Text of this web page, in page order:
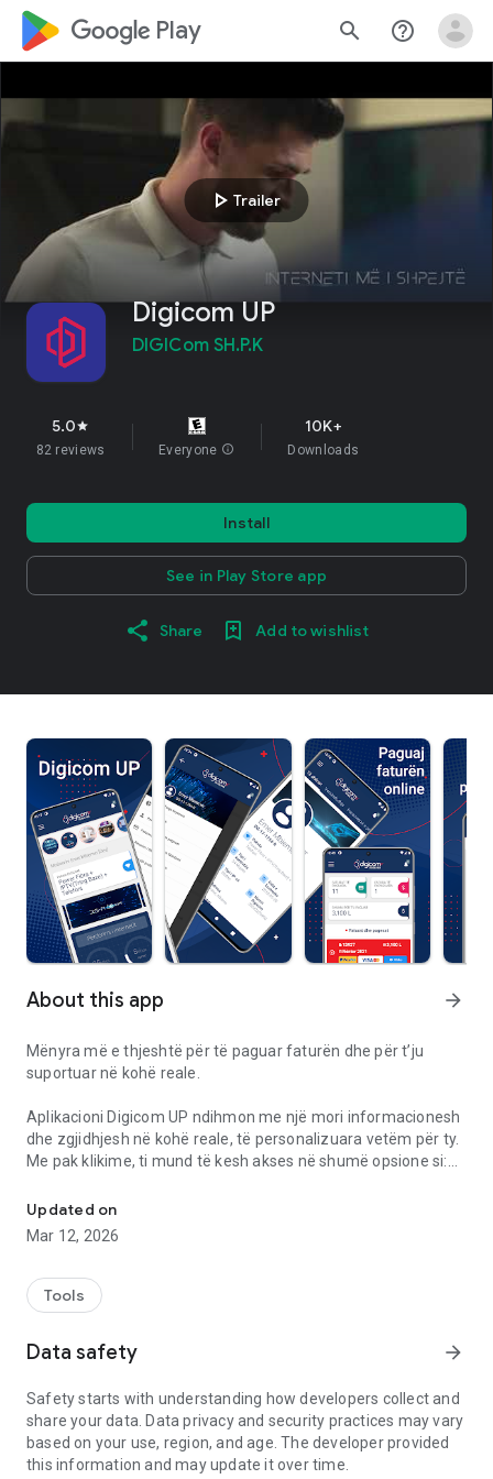
google_logo Play search help_outline
play_arrow Trailer
Digicom UP
DIGICom SH.P.K
5.0star
82 reviews Everyone info
10K+
Downloads
Install
See in Play Store app
Share Add to wishlist
About this app arrow_forward
Mënyra më e thjeshtë për të paguar faturën dhe për t’ju
suportuar në kohë reale.
Aplikacioni Digicom UP ndihmon me një mori informacionesh
dhe zgjidhjesh në kohë reale, të personalizuara vetëm për ty.
Me pak klikime, ti mund të kesh akses në shumë opsione si:
- Shiko dhe paguaj faturën tënde thjesht, shpejt dhe në
mënyre të sigurtë.
- Kufizoni kohën e qëndrimit në internet të fëmijës tuaj duke
- Informohu rreth ofertave të reja.
- Ndërro dhe manaxho planin tend nga kudo dhe kurdo, direkt
- Ndrysho password-in dhe emrin wi-fi.
- Kontrollo konsumin aktual sipas paketës në perdorim.
- Shiko konsumin historik te te dhenave te internetit dhe
telefonise.
- Perditeso te dhenat personale.
Updated on
Mar 12, 2026
Tools
Data safety arrow_forward
Safety starts with understanding how developers collect and
share your data. Data privacy and security practices may vary
based on your use, region, and age. The developer provided
this information and may update it over time.